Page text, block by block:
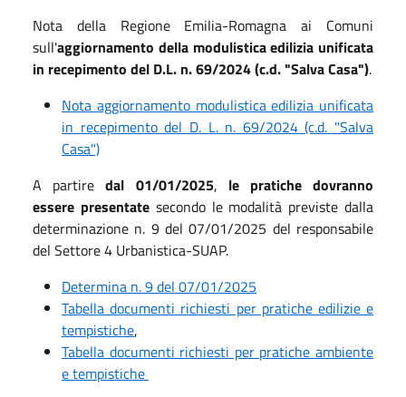
Nota della Regione Emilia-Romagna ai Comuni
sull'aggiornamento della modulistica edilizia unificata
in recepimento del D.L. n. 69/2024 (c.d. "Salva Casa").
Nota aggiornamento modulistica edilizia unificata
in recepimento del D. L. n. 69/2024 (c.d. "Salva
Casa")
A partiredal 01/01/2025, le pratiche dovranno
essere presentatesecondo le modalità previste dalla
determinazione n. 9 del 07/01/2025 del responsabile
del Settore 4 Urbanistica-SUAP.
Determina n. 9 del 07/01/2025
Tabella documenti richiesti per pratiche edilizie e
tempistiche,
Tabella documenti richiesti per pratiche ambiente
e tempistiche